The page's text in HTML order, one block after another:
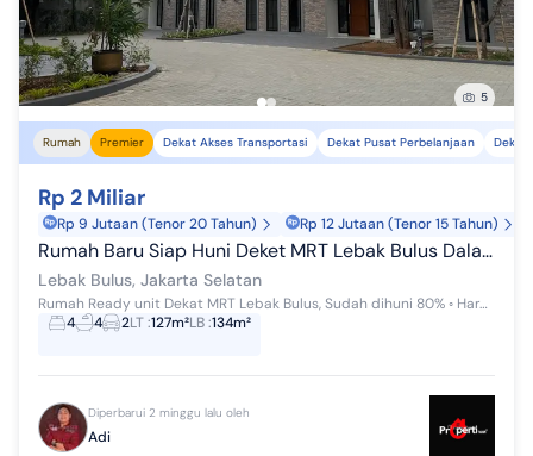
5
Rumah Premier Dekat Akses Transportasi Dekat Pusat Perbelanjaan Dekat
Rp 2 Miliar
Rp 9 Jutaan (Tenor 20 Tahun) Rp 12 Jutaan (Tenor 15 Tahun)
Rumah Baru Siap Huni Deket MRT Lebak Bulus Dalam Cluster Dekat Tol
Lebak Bulus, Jakarta Selatan
Rumah Ready unit Dekat MRT Lebak Bulus, Sudah dihuni 80% ◦ Harga Mulai mulai 2 Man - Cicilan start 12JT'an Rumah 2 Lantai - Lebar 7 dan 8 Meter...
4
4 2LT:127m²LB:134m²
Diperbarui 2 minggu lalu oleh
Adi